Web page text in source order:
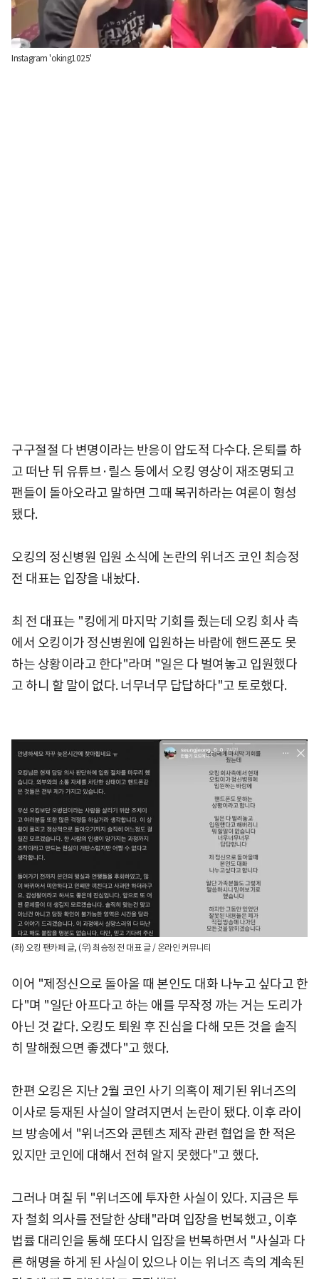
Instagram 'oking1025'
구구절절 다 변명이라는 반응이 압도적 다수다. 은퇴를 하
고 떠난 뒤 유튜브·릴스 등에서 오킹 영상이 재조명되고
팬들이 돌아오라고 말하면 그때 복귀하라는 여론이 형성
됐다.
오킹의 정신병원 입원 소식에 논란의 위너즈 코인 최승정
전 대표는 입장을 내놨다.
최 전 대표는 "킹에게 마지막 기회를 줬는데 오킹 회사 측
에서 오킹이가 정신병원에 입원하는 바람에 핸드폰도 못
하는 상황이라고 한다"라며 "일은 다 벌여놓고 입원했다
고 하니 할 말이 없다. 너무너무 답답하다"고 토로했다.
(좌) 오킹 팬카페 글, (우) 최승정 전 대표 글 / 온라인 커뮤니티
이어 "제정신으로 돌아올 때 본인도 대화 나누고 싶다고 한
다"며 "일단 아프다고 하는 애를 무작정 까는 거는 도리가
아닌 것 같다. 오킹도 퇴원 후 진심을 다해 모든 것을 솔직
히 말해줬으면 좋겠다"고 했다.
한편 오킹은 지난 2월 코인 사기 의혹이 제기된 위너즈의
이사로 등재된 사실이 알려지면서 논란이 됐다. 이후 라이
브 방송에서 "위너즈와 콘텐츠 제작 관련 협업을 한 적은
있지만 코인에 대해서 전혀 알지 못했다"고 했다.
그러나 며칠 뒤 "위너즈에 투자한 사실이 있다. 지금은 투
자 철회 의사를 전달한 상태"라며 입장을 번복했고, 이후
법률 대리인을 통해 또다시 입장을 번복하면서 "사실과 다
른 해명을 하게 된 사실이 있으나 이는 위너즈 측의 계속된